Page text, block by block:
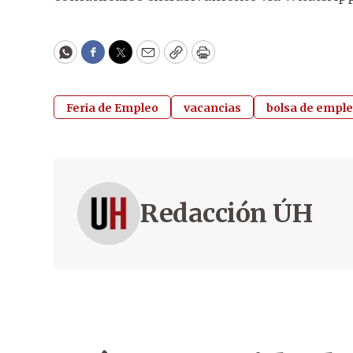
WhatsApp
Facebook
Twitter
EmailCopyPrint
Feria de Empleo vacancias bolsa de
Redacción ÚH